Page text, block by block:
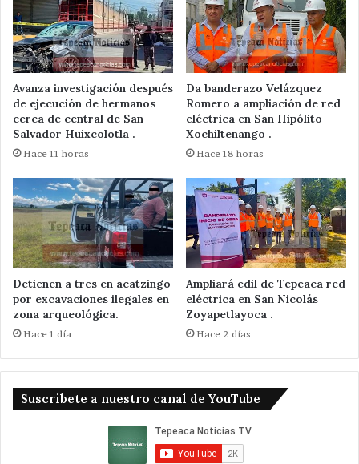
Avanza investigación después
de ejecución de hermanos
cerca de central de San
Salvador Huixcolotla .
Hace 11 horas
Da banderazo Velázquez
Romero a ampliación de red
eléctrica en San Hipólito
Xochiltenango .
Hace 18 horas
Detienen a tres en acatzingo
por excavaciones ilegales en
zona arqueológica.
Hace 1 día
Ampliará edil de Tepeaca red
eléctrica en San Nicolás
Zoyapetlayoca .
Hace 2 días
Suscribete a nuestro canal de YouTube